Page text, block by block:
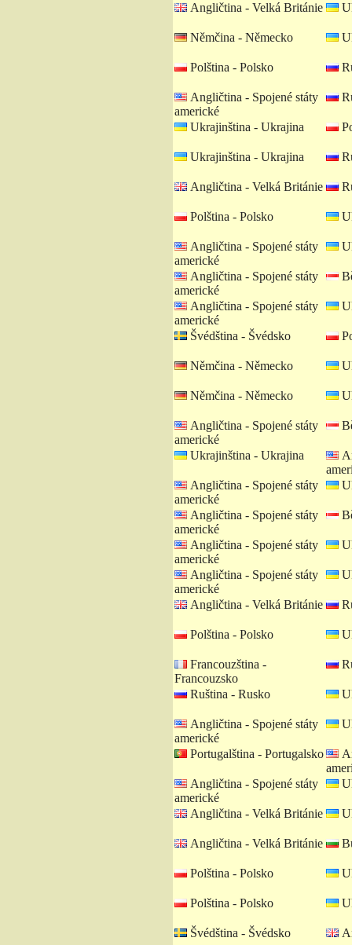
Angličtina - Velká Británie
Němčina - Německo
Polština - Polsko
Angličtina - Spojené státy
americké
Ukrajinština - Ukrajina
Ukrajinština - Ukrajina
Angličtina - Velká Británie
Polština - Polsko
Angličtina - Spojené státy
americké
Angličtina - Spojené státy
americké
Angličtina - Spojené státy
americké
Švédština - Švédsko
Němčina - Německo
Němčina - Německo
Angličtina - Spojené státy
americké
Ukrajinština - Ukrajina
Angličtina - Spojené státy
americké
Angličtina - Spojené státy
americké
Angličtina - Spojené státy
americké
Angličtina - Spojené státy
americké
Angličtina - Velká Británie
Polština - Polsko
Francouzština -
Francouzsko
Ruština - Rusko
Angličtina - Spojené státy
americké
Portugalština - Portugalsko
Angličtina - Spojené státy
americké
Angličtina - Velká Británie
Angličtina - Velká Británie
Polština - Polsko
Polština - Polsko
Švédština - Švédsko